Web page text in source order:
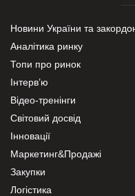
Новини України та
Аналітика ринку
Топи про ринок
Інтерв’ю
Відео-тренінги
Світовий досвід
Інновації
Маркетинг&Продажі
Закупки
Логістика